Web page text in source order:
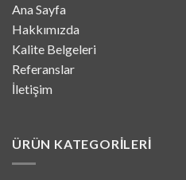
Ana Sayfa
Hakkımızda
Kalite Belgeleri
Referanslar
İletişim
ÜRÜN KATEGORILERI